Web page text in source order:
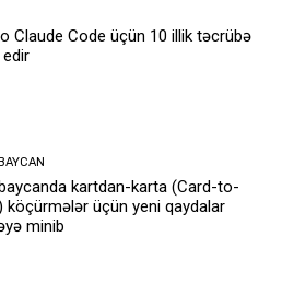
Claude Code üçün 10 illik təcrübə
kartdan-karta (Card-to-
köçürmələr üçün yeni qaydalar
minib